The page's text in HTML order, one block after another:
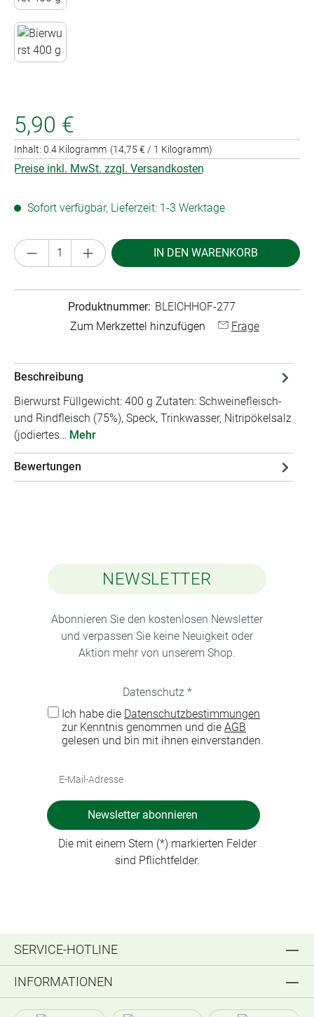
5,90 €
Inhalt: 0.4 Kilogramm (14,75 € / 1 Kilogramm)
Preise inkl. MwSt. zzgl. Versandkosten
Sofort verfügbar, Lieferzeit: 1-3 Werktage
Produkt Anzahl: Gib den gewünschten Wert
IN DEN WARENKORB
Produktnummer: BLEICHHOF-277
Zum Merkzettel hinzufügen
Frage
Beschreibung
Bierwurst Füllgewicht: 400 g Zutaten: Schweinefleisch-
und Rindfleisch (75%), Speck, Trinkwasser, Nitripökelsalz
(jodiertes… Mehr
Bewertungen
NEWSLETTER
Abonnieren Sie den kostenlosen Newsletter
und verpassen Sie keine Neuigkeit oder
Aktion mehr von unserem Shop.
Datenschutz *
Ich habe die Datenschutzbestimmungen
zur Kenntnis genommen und die AGB
gelesen und bin mit ihnen einverstanden.
Newsletter abonnieren
Die mit einem Stern (*) markierten Felder
sind Pflichtfelder.
SERVICE-HOTLINE
INFORMATIONEN